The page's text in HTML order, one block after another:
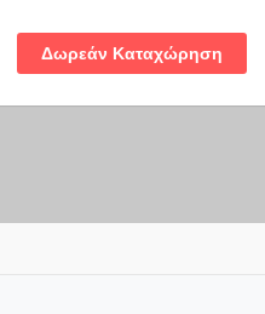
Δωρεάν Καταχώρηση